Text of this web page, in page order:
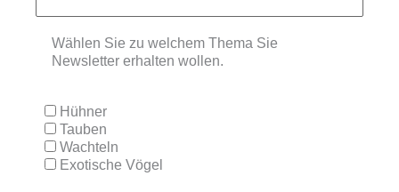
Wählen Sie zu welchem Thema Sie
Newsletter erhalten wollen.
Hühner
Tauben
Wachteln
Exotische Vögel